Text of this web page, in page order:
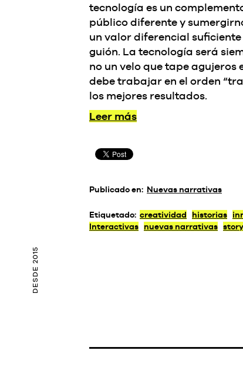
DESDE 2015
tecnología es un
público diferente y
un valor diferencial
guión. La tecnología será
no un velo que tape agujeros
debe trabajar en el orden
los mejores resultados.
Leer más
Publicado en: Nuevas narrativas
Etiquetado: creatividad historias
Interactivas
nuevas narrativas